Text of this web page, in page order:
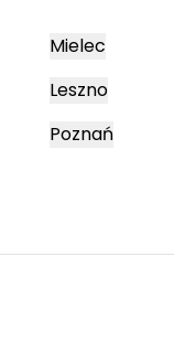
Mielec
Leszno
Poznań